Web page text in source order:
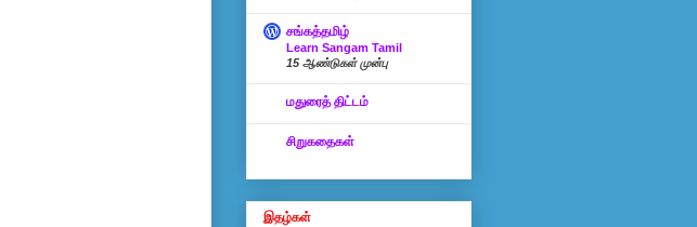
சங்கத்தமிழ்
Learn Sangam Tamil
15 ஆண்டுகள் முன்பு
மதுரைத் திட்டம்
சிறுகதைகள்
இதழ்கள்